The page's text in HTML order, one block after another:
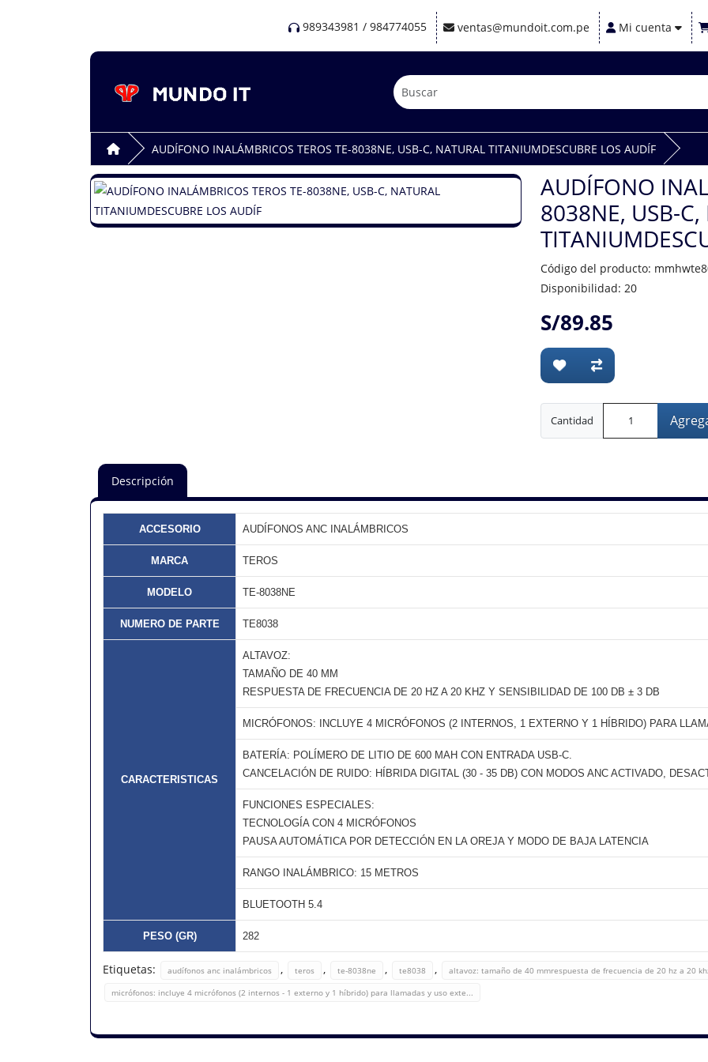
989343981 / 984774055 ventas@mundoit.com.pe Mi cuenta
AUDÍFONO INALÁMBRICOS TEROS TE-8038NE, USB-C, NATURAL TITANIUMDESCUBRE LOS AUDÍF
AUDÍFONO
8038NE, USB-C,
Código del producto:
Disponibilidad: 20
S/89.85
Cantidad
Descripción
ACCESORIO AUDÍFONOS ANC INALÁMBRICOS
MARCA TEROS
MODELO TE-8038NE
NUMERO DE PARTE TE8038
CARACTERISTICAS
ALTAVOZ:
TAMAÑO DE 40 MM
RESPUESTA DE FRECUENCIA DE 20 HZ A 20 KHZ Y SENSIBILIDAD DE 100 DB ± 3 DB
MICRÓFONOS: INCLUYE 4 MICRÓFONOS (2 INTERNOS, 1 EXTERNO Y 1 HÍBRIDO) PARA
BATERÍA: POLÍMERO DE LITIO DE 600 MAH CON ENTRADA USB-C.
CANCELACIÓN DE RUIDO: HÍBRIDA DIGITAL (30 - 35 DB) CON MODOS ANC ACTIVADO,
FUNCIONES ESPECIALES:
TECNOLOGÍA CON 4 MICRÓFONOS
PAUSA AUTOMÁTICA POR DETECCIÓN EN LA OREJA Y MODO DE BAJA LATENCIA
RANGO INALÁMBRICO: 15 METROS
BLUETOOTH 5.4
PESO (GR) 282
Etiquetas: audífonos anc inalámbricos , teros , te-8038ne , te8038 , altavoz: tamaño de 40 mmrespuesta de frecuencia de 20 hz a 20
micrófonos: incluye 4 micrófonos (2 internos - 1 externo y 1 híbrido) para llamadas y uso exte...